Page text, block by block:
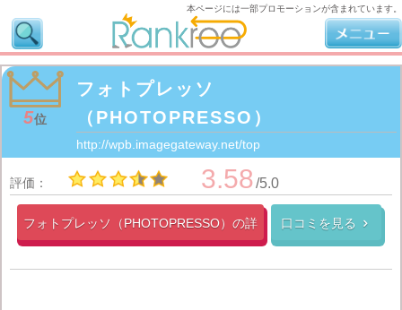
5位
フォトプレッソ
（PHOTOPRESSO）
http://wpb.imagegateway.net/top
評価： 3.58/5.0
フォトプレッソ（PHOTOPRESSO）の詳 口コミを見る 
本ページには一部プロモーションが含まれています。